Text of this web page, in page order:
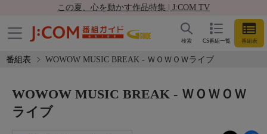
この夏、心を動かす作品特集 | J:COM TV
CS番組一覧 番組表
検索
番組表 WOWOW MUSIC BREAK - ＷＯＷＯＷライブ
WOWOW MUSIC BREAK - ＷＯＷＯＷ
ライブ